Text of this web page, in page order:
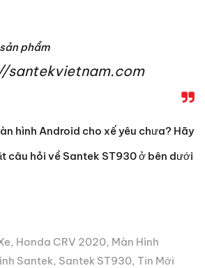
phẩm
santekvietnam.com
hình Android cho xế yêu chưa? Hãy
câu hỏi về Santek ST930 ở bên dưới
, Honda CRV 2020, Màn Hình
Santek, Santek ST930, Tin Mới